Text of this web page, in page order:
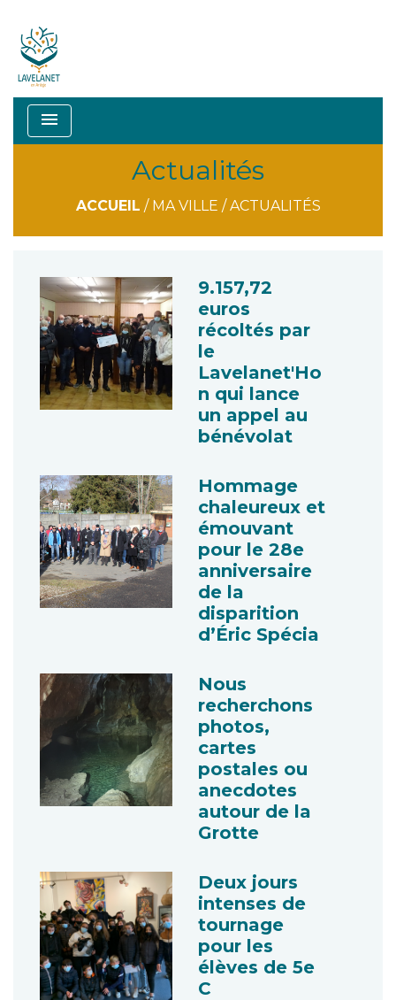
menu
Actualités
ACCUEIL / MA VILLE /ACTUALITÉS
9.157,72
euros
récoltés par
le
Lavelanet'Ho
n qui lance
un appel au
bénévolat
Hommage
chaleureux et
émouvant
pour le 28e
anniversaire
de la
disparition
d’Éric Spécia
Nous
recherchons
photos,
cartes
postales ou
anecdotes
autour de la
Grotte
Deux jours
intenses de
tournage
pour les
élèves de 5e
C